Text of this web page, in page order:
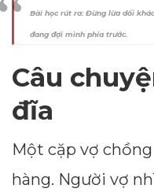
Bài học rút ra: Đừng lừa dối
đang đợi mình phía trước.
Câu
đĩa
Một cặp vợ
hàng. Người vợ